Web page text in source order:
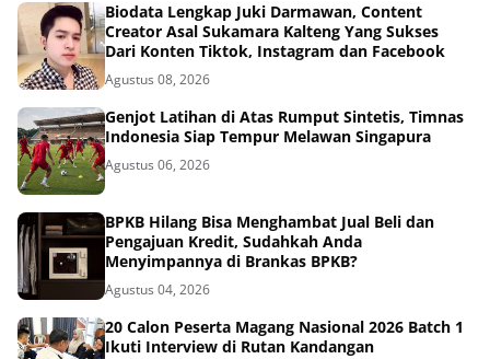
Biodata Lengkap Juki Darmawan, Content
Creator Asal Sukamara Kalteng Yang Sukses
Dari Konten Tiktok, Instagram dan Facebook
Agustus 08, 2026
Genjot Latihan di Atas Rumput Sintetis, Timnas
Indonesia Siap Tempur Melawan Singapura
Agustus 06, 2026
BPKB Hilang Bisa Menghambat Jual Beli dan
Pengajuan Kredit, Sudahkah Anda
Menyimpannya di Brankas BPKB?
Agustus 04, 2026
20 Calon Peserta Magang Nasional 2026 Batch 1
Ikuti Interview di Rutan Kandangan